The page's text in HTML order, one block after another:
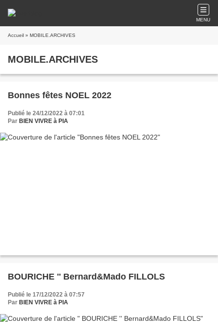
MENU
Accueil » MOBILE.ARCHIVES
MOBILE.ARCHIVES
Bonnes fêtes NOEL 2022
Publié le 24/12/2022 à 07:01
Par BIEN VIVRE à PIA
BOURICHE '' Bernard&Mado FILLOLS
Publié le 17/12/2022 à 07:57
Par BIEN VIVRE à PIA